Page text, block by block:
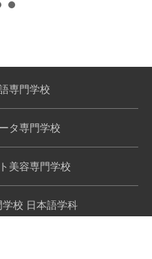
専門学校
タ専門学校
美容専門学校
校 日本語学科